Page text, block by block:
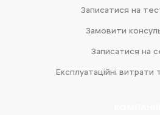
Записатися на
Замовити
Записатися на
Експлуатаційні витрати